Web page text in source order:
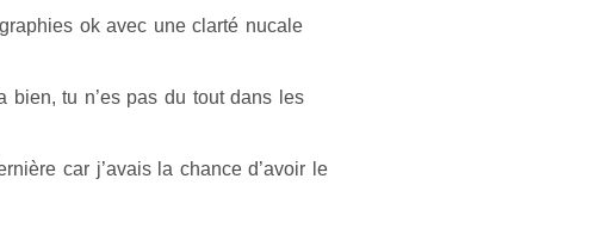
ok avec une clarté nucale
bien, tu n’es pas du tout dans les
car j’avais la chance d’avoir le